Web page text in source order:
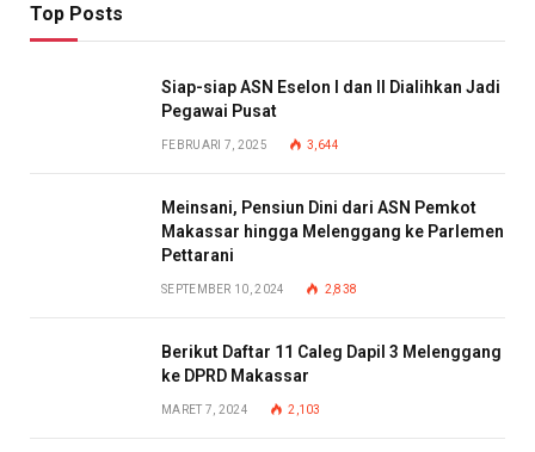
Top Posts
Siap-siap ASN Eselon I dan II Dialihkan Jadi
Pegawai Pusat
FEBRUARI 7, 2025 3,644
Meinsani, Pensiun Dini dari ASN Pemkot
Makassar hingga Melenggang ke Parlemen
Pettarani
SEPTEMBER 10, 2024 2,838
Berikut Daftar 11 Caleg Dapil 3 Melenggang
ke DPRD Makassar
MARET 7, 2024 2,103